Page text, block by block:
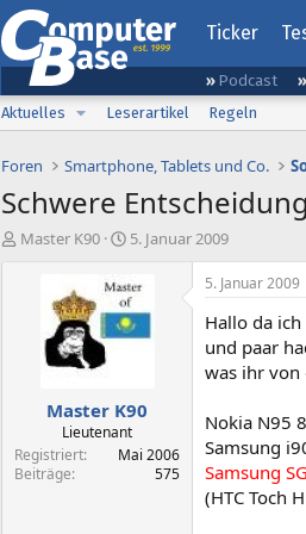
Ticker
Podcast
Aktuelles
Leserartikel Regeln
Foren Smartphone, Tablets und Co.
Schwere
E
Master K90
E
s
t
e
l
a
m
5. Januar 2009
Master K90
Lieutenant
Registriert
Mai 2006
Beiträge
575
5. Januar 2009
Hallo da
und paar
was ihr von
Nokia N95
Samsung
Samsung
(HTC Toch